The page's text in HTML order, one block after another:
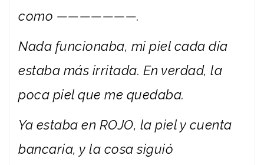
como ———————.
Nada funcionaba, mi piel cada día
estaba más irritada. En verdad, la
poca piel que me quedaba.
Ya estaba en ROJO, la piel y cuenta
bancaria, y la cosa siguió